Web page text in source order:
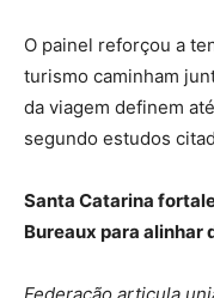
O painel reforçou a
turismo caminham
da viagem definem
segundo estudos
Santa Catarina
Bureaux para alinhar